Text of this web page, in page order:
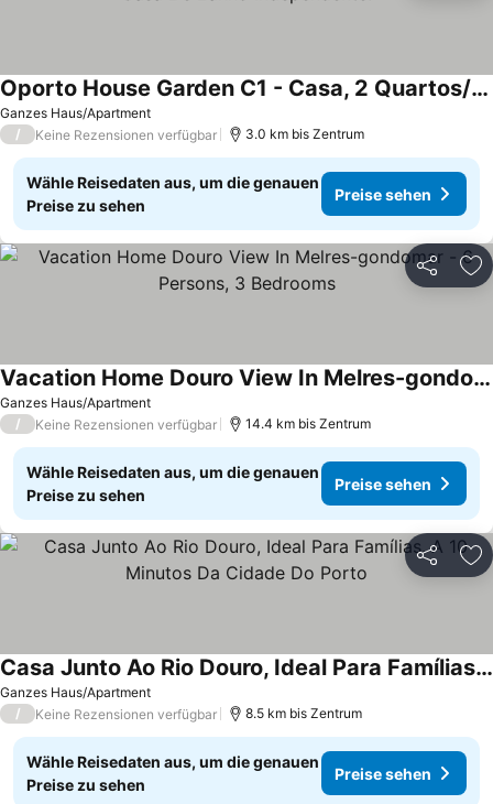
Ganzes Haus/Apartment
Oporto House Garden C1 - Casa, 2 Quartos/suites Com Casa De Banho Independente.
/ Keine Rezensionen verfügbar 3.0 km bis Zentrum
Wähle Reisedaten aus, um die genauen
Preise zu sehen
Preise sehen
Teilen
Ganzes Haus/Apartment
Vacation Home Douro View In Melres-gondomar - 6 Persons, 3 Bedrooms
/ Keine Rezensionen verfügbar 14.4 km bis Zentrum
Wähle Reisedaten aus, um die genauen
Preise zu sehen
Preise sehen
Teilen
Ganzes Haus/Apartment
Casa Junto Ao Rio Douro, Ideal Para Famílias. A 10 Minutos Da Cidade Do Porto
/ Keine Rezensionen verfügbar 8.5 km bis Zentrum
Wähle Reisedaten aus, um die genauen
Preise zu sehen
Preise sehen